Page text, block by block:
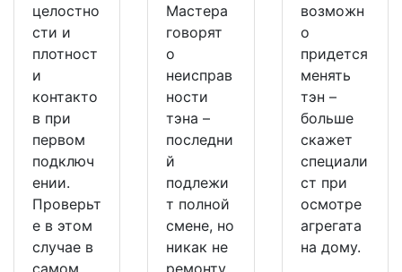
целостно
сти и
плотност
и
контакто
в при
первом
подключ
ении.
Проверьт
е в этом
случае в
самом
Мастера
говорят
о
неисправ
ности
тэна –
последни
й
подлежи
т полной
смене, но
никак не
ремонту.
возможн
о
придется
менять
тэн –
больше
скажет
специали
ст при
осмотре
агрегата
на дому.